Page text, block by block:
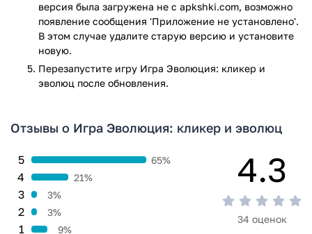
пор, пока жизнь не прекратит свое существование.
Как установить
Бесплатно скачать Game of Evolution: Idle Clicker на свой
телефон версии Андроид вы сможете напрямую с нашего
мира в вашем телефоне. Подключения к интернету не
переместить прогресс в свое облачное хранилище.
Все приложения и игры на нашем сайте проходят
обязательную проверку антивирусом с последними
сигнатурами.
версия была загружена не с apkshki.com, возможно
появление сообщения 'Приложение не установлено'.
В этом случае удалите старую версию и установите
новую.
Перезапустите игру Игра Эволюция: кликер и
эволюц после обновления.
Отзывы о Игра Эволюция: кликер и эволюц
1 9%
2 3%
3 3%
4 21%
5 65% 4.3
34 оценок